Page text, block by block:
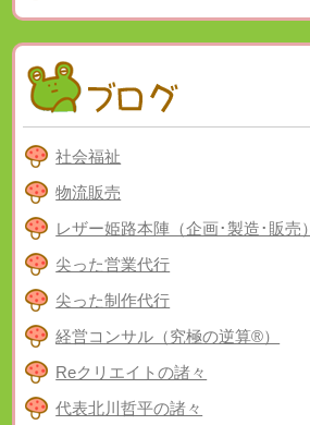
社会福祉
物流販売
レザー姫路本陣（企画･製造･販売）
尖った営業代行
尖った制作代行
経営コンサル（究極の逆算®）
Reクリエイトの諸々
代表北川哲平の諸々